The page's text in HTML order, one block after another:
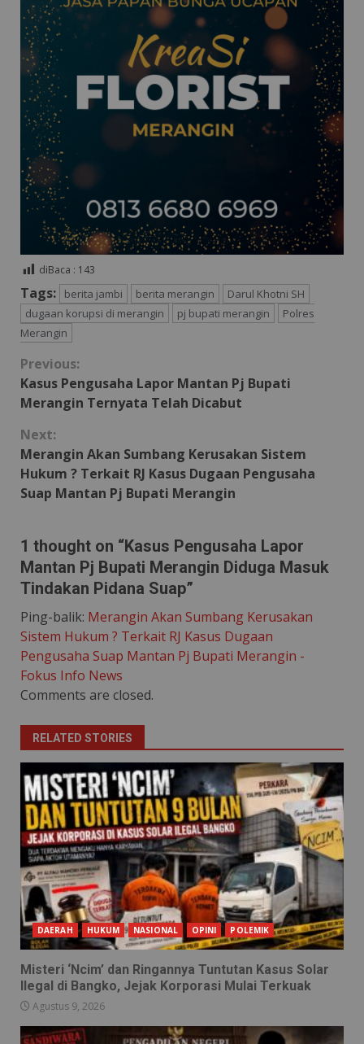
diBaca : 143
Tags: berita jambi berita merangin
Darul Khotni SH
dugaan korupsi di merangin
pj bupati merangin
Polres
Merangin
Continue
Reading
Previous:
Kasus Pengusaha Lapor Mantan Pj Bupati
Merangin Ternyata Telah Dicabut
Next:
Merangin Akan Sumbang Kerusakan Sistem
Hukum ? Terkait RJ Kasus Dugaan Pengusaha
Suap Mantan Pj Bupati Merangin
1 thought on “Kasus Pengusaha Lapor
Mantan Pj Bupati Merangin Diduga Masuk
Tindakan Pidana Suap”
Ping-balik: Merangin Akan Sumbang Kerusakan
Sistem Hukum ? Terkait RJ Kasus Dugaan
Pengusaha Suap Mantan Pj Bupati Merangin -
Fokus Info News
Comments are closed.
RELATED STORIES
DAERAH HUKUM NASIONAL OPINI POLEMIK
Misteri ‘Ncim’ dan Ringannya Tuntutan Kasus Solar
Ilegal di Bangko, Jejak Korporasi Mulai Terkuak
Agustus 9, 2026